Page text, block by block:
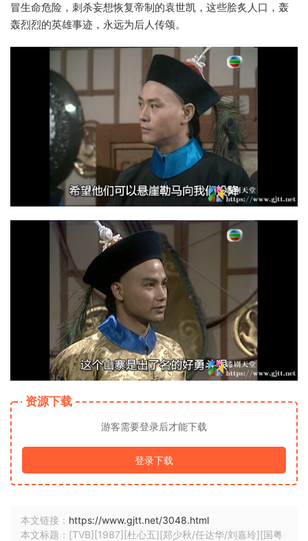
冒生命危险，刺杀妄想恢复帝制的袁世凯，这些脍炙人口，轰
轰烈烈的英雄事迹，永远为后人传颂。
资源下载
游客需要登录后才能下载
登录下载
本文链接： https://www.gjtt.net/3048.html
本文标题：[TVB][1987][杜心五][郑少秋/任达华/刘嘉玲][国粤